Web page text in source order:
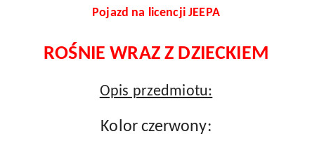
Pojazd na licencji JEEPA
ROŚNIE WRAZ Z DZIECKIEM
Opis przedmiotu:
Kolor czerwony: